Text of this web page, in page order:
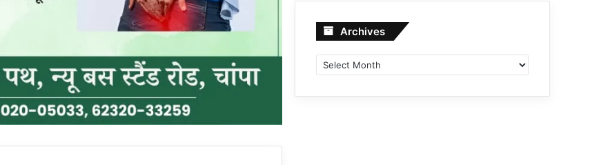
Archives Archives